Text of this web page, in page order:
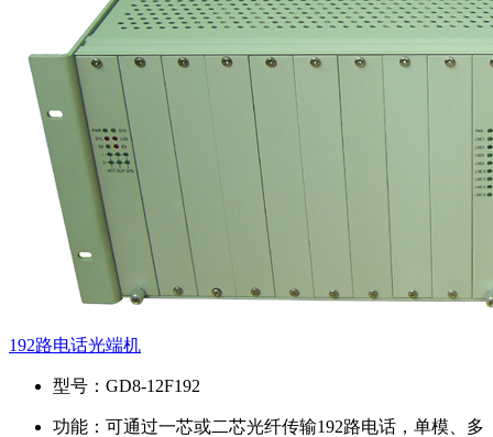
192路电话光端机
型号： GD8-12F192
功能： 可通过一芯或二芯光纤传输192路电话，单模、多